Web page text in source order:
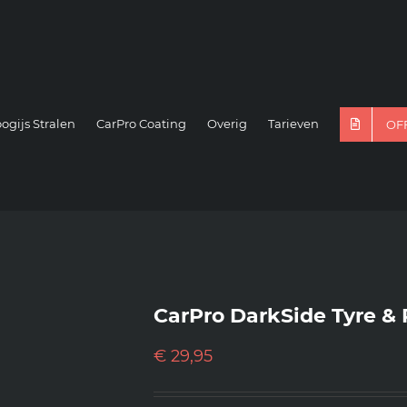
Stralen CarPro Coating Overig Tarieven
CarPro DarkSide Tyre
€ 29,95